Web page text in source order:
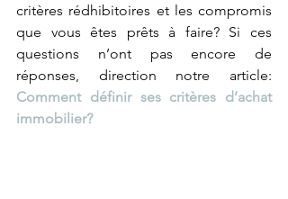
critères rédhibitoires et les compromis
que vous êtes prêts à faire? Si ces
questions n’ont pas encore de
Comment définir ses critères d’achat
immobilier?